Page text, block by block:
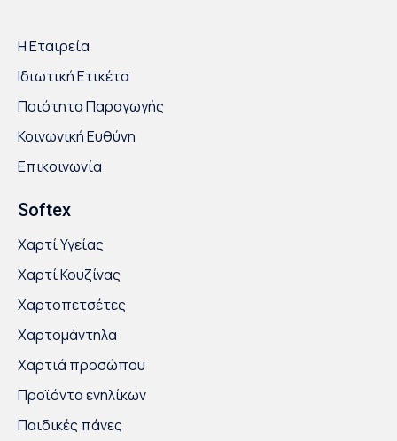
Η Εταιρεία
Ιδιωτική Ετικέτα
Ποιότητα Παραγωγής
Κοινωνική Ευθύνη
Επικοινωνία
Softex
Χαρτί Υγείας
Χαρτί Κουζίνας
Χαρτοπετσέτες
Χαρτομάντηλα
Χαρτιά προσώπου
Προϊόντα ενηλίκων
Παιδικές πάνες